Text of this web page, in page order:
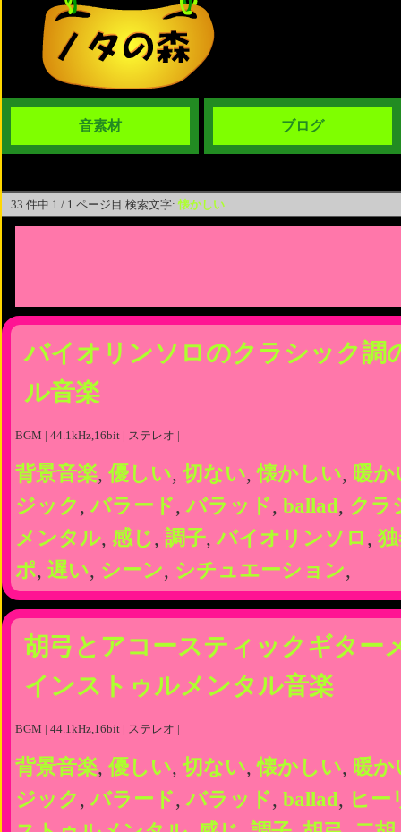
音素材 ブログ
33 件中 1 / 1 ページ目 検索文字:懐かしい
バイオリンソロのクラシック調
ル音楽
BGM | 44.1kHz,16bit | ステレオ |
背景音楽, 優しい, 切ない,懐かしい, 暖か
ジック ,バラード,バラッド, ballad, クラ
メンタル, 感じ, 調子,バイオリンソロ ,
ポ, 遅い, シーン, シチュエーション,
胡弓とアコースティックギター
インストゥルメンタル音楽
BGM | 44.1kHz,16bit | ステレオ |
背景音楽, 優しい, 切ない,懐かしい, 暖か
ジック ,バラード,バラッド, ballad, ヒー